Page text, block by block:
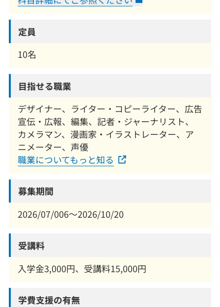
定員
10名
目指せる職業
デザイナー、ライター・コピーライター、広告
宣伝・広報、編集、記者・ジャーナリスト、
カメラマン、漫画家・イラストレーター、ア
ニメーター、声優
職業についてもっと知る
募集期間
2026/07/006～2026/10/20
受講料
入学金3,000円、受講料15,000円
学費支援の有無